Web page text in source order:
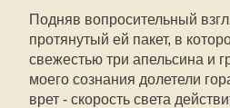
Подняв вопросительный
протянутый ей пакет, в
свежестью три апельсина и
моего сознания долетели
врет - скорость света